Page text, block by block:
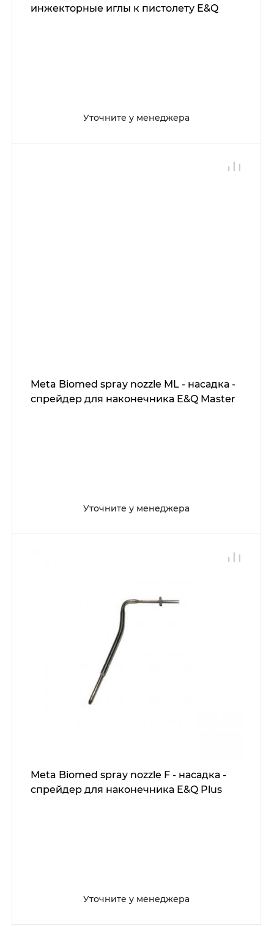
инжекторные иглы к пистолету E&Q
Уточните у менеджера
Meta Biomed spray nozzle ML - насадка -
спрейдер для наконечника E&Q Master
Уточните у менеджера
Meta Biomed spray nozzle F - насадка -
спрейдер для наконечника E&Q Plus
Уточните у менеджера